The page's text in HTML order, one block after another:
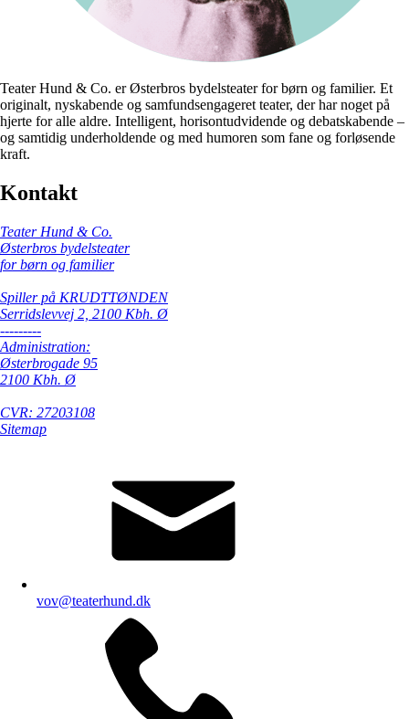
Teater Hund & Co. er Østerbros bydelsteater for børn og familier. Et
originalt, nyskabende og samfundsengageret teater, der har noget på
hjerte for alle aldre. Intelligent, horisontudvidende og debatskabende –
og samtidig underholdende og med humoren som fane og forløsende
kraft.
Kontakt
Teater Hund & Co.
Østerbros bydelsteater
for børn og familier
Spiller på KRUDTTØNDEN
Serridslevvej 2, 2100 Kbh. Ø
---------
Administration:
Østerbrogade 95
2100 Kbh. Ø
CVR: 27203108
Sitemap
vov@teaterhund.dk